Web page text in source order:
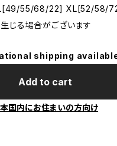
55/68/22] XL[52/58/
じる場合がございます
shipping
Add to cart
国内にお住まいの方向け